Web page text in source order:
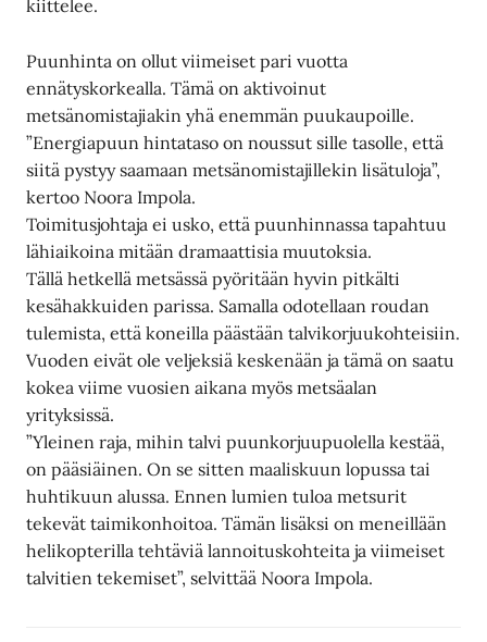
kiittelee.
Puunhinta on ollut viimeiset pari vuotta
ennätyskorkealla. Tämä on aktivoinut
metsänomistajiakin yhä enemmän puukaupoille.
”Energiapuun hintataso on noussut sille tasolle, että
siitä pystyy saamaan metsänomistajillekin lisätuloja”,
kertoo Noora Impola.
Toimitusjohtaja ei usko, että puunhinnassa tapahtuu
lähiaikoina mitään dramaattisia muutoksia.
Tällä hetkellä metsässä pyöritään hyvin pitkälti
kesähakkuiden parissa. Samalla odotellaan roudan
tulemista, että koneilla päästään talvikorjuukohteisiin.
Vuoden eivät ole veljeksiä keskenään ja tämä on saatu
kokea viime vuosien aikana myös metsäalan
yrityksissä.
”Yleinen raja, mihin talvi puunkorjuupuolella kestää,
on pääsiäinen. On se sitten maaliskuun lopussa tai
huhtikuun alussa. Ennen lumien tuloa metsurit
tekevät taimikonhoitoa. Tämän lisäksi on meneillään
helikopterilla tehtäviä lannoituskohteita ja viimeiset
talvitien tekemiset”, selvittää Noora Impola.